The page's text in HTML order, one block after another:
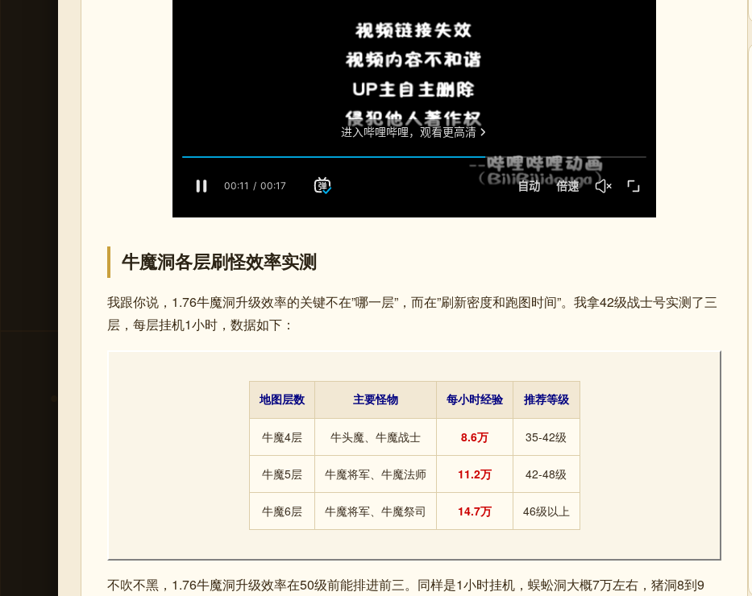
牛魔洞各层刷怪效率实测
我跟你说，1.76牛魔洞升级效率的关键不在”哪一层”，而在”刷新密度和跑图时间”。我拿42级战士号实测了三
层，每层挂机1小时，数据如下：
地图层数 主要怪物 每小时经验 推荐等级
牛魔4层 牛头魔、牛魔战士 8.6万 35-42级
牛魔5层 牛魔将军、牛魔法师 11.2万 42-48级
牛魔6层 牛魔将军、牛魔祭司 14.7万 46级以上
不吹不黑，1.76牛魔洞升级效率在50级前能排进前三。同样是1小时挂机，蜈蚣洞大概7万左右，猪洞8到9